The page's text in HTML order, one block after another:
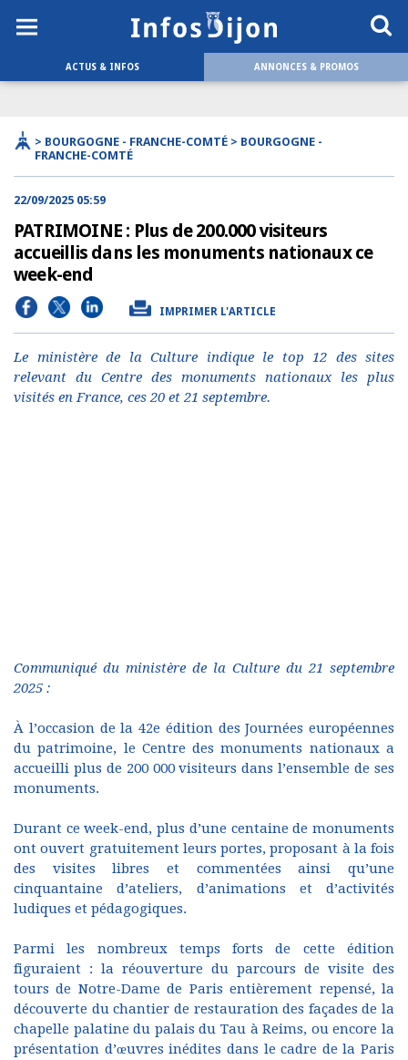
ACTUS & INFOS ANNONCES & PROMOS
> BOURGOGNE - FRANCHE-COMTÉ > BOURGOGNE -
FRANCHE-COMTÉ
22/09/2025 05:59
PATRIMOINE : Plus de 200.000 visiteurs
accueillis dans les monuments nationaux ce
week-end
IMPRIMER L'ARTICLE
Le ministère de la Culture indique le top 12 des sites
relevant du Centre des monuments nationaux les plus
visités en France, ces 20 et 21 septembre.
Communiqué du ministère de la Culture du 21 septembre
2025 :
À l’occasion de la 42e édition des Journées européennes
du patrimoine, le Centre des monuments nationaux a
accueilli plus de 200 000 visiteurs dans l’ensemble de ses
monuments.
Durant ce week-end, plus d’une centaine de monuments
ont ouvert gratuitement leurs portes, proposant à la fois
des visites libres et commentées ainsi qu’une
cinquantaine d’ateliers, d’animations et d’activités
ludiques et pédagogiques.
Parmi les nombreux temps forts de cette édition
figuraient : la réouverture du parcours de visite des
tours de Notre-Dame de Paris entièrement repensé, la
découverte du chantier de restauration des façades de la
chapelle palatine du palais du Tau à Reims, ou encore la
présentation d’œuvres inédites dans le cadre de la Paris